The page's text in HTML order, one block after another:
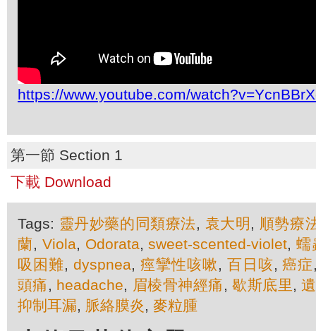
https://www.youtube.com/
第一節 Section 1
下載 Download
Tags: 靈丹妙藥的同類療法, 袁大明 , 順勢療
蘭, Viola, Odorata,sweet-scented-violet,蠕
吸困難, dyspnea, 痙攣性咳嗽, 百日咳,癌症
頭痛, headache, 眉棱骨神經痛,歇斯底里,
抑制耳漏, 脈絡膜炎, 麥粒腫